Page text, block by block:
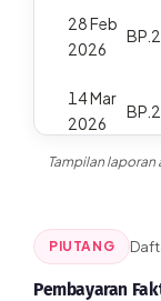
28 Feb
2026
14 Mar
2026
30 Mar
18 Apr
Tampilan
PIUTANG
Pembayaran